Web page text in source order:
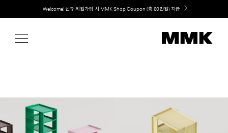
content
Welcome! 신규 회원가입 시 MMK Shop Coupon (총 60만원) 지급